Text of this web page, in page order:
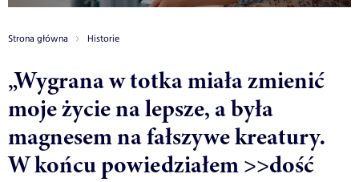
Strona główna Historie
„Wygrana w totka miała zmienić
moje życie na lepsze, a była
magnesem na fałszywe kreatury.
W końcu powiedziałem >>dość